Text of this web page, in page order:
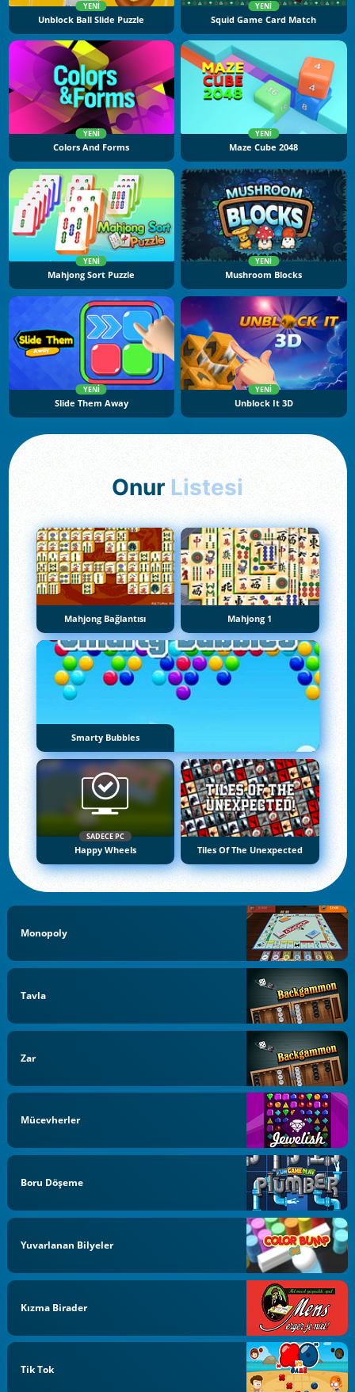
YENI
Unblock Ball Slide Puzzle
YENI
Squid Game Card Match
YENI
Colors And Forms
YENI
Maze Cube 2048
YENI
Mahjong Sort Puzzle
YENI
Mushroom Blocks
YENI
Slide Them Away
YENI
Unblock It 3D
Onur Listesi
Mahjong Bağlantısı Mahjong 1
Smarty Bubbles
SADECE PC
Happy Wheels Tiles Of The Unexpected
Monopoly
Tavla
Zar
Mücevherler
Boru Döşeme
Yuvarlanan Bilyeler
Kızma Birader
Tik Tok